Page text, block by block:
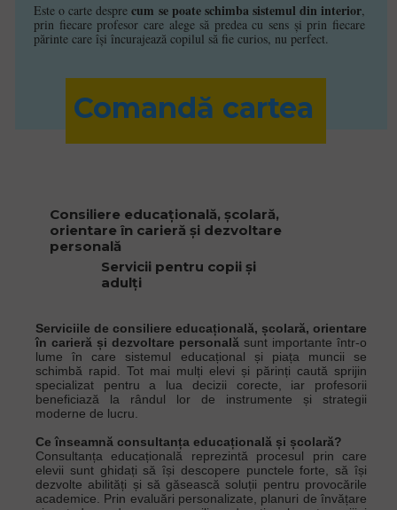
Comandă cartea
Este o carte desprecum se poate schimba sistemul din interior,
prin fiecare profesor care alege să predea cu sens și prin fiecare
părinte care își încurajează copilul să fie curios, nu perfect.
Serviciile de consiliere educațională, școlară, orientare
în carieră și dezvoltare personală sunt importante într-o
lume în care sistemul educațional și piața muncii se
schimbă rapid. Tot mai mulți elevi și părinți caută sprijin
specializat pentru a lua decizii corecte, iar profesorii
beneficiază la rândul lor de instrumente și strategii
moderne de lucru.
Ce înseamnă consultanța educațională și școlară?
Consultanța educațională reprezintă procesul prin care
elevii sunt ghidați să își descopere punctele forte, să își
dezvolte abilități și să găsească soluții pentru provocările
academice. Prin evaluări personalizate, planuri de învățare
Consiliere educațională, școlară,
orientare în carieră și dezvoltare
personală
Servicii pentru copii și
adulți